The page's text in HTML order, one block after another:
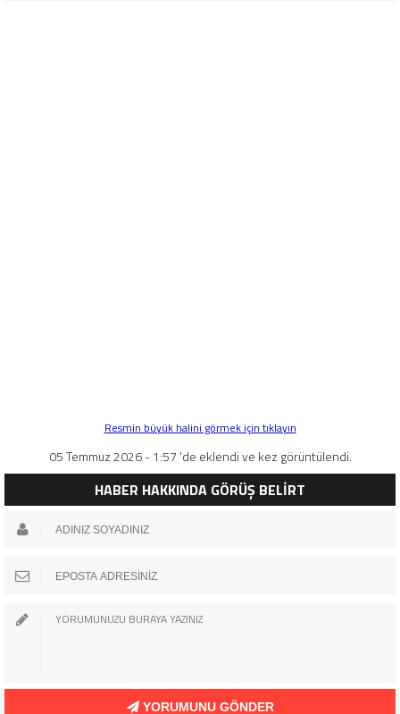
Resmin büyük halini görmek için tıklayın
05 Temmuz 2026 - 1:57 'de eklendi ve kez görüntülendi.
HABER HAKKINDA GÖRÜŞ BELİRT
YORUMUNU GÖNDER